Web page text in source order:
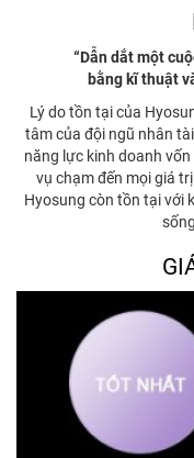
“Dẫn dắt một
bằng kĩ thuật
Lý do tồn tại của
tâm của đội ngũ nhân
năng lực kinh doanh
vụ chạm đến mọi giá
Hyosung còn tồn tại với